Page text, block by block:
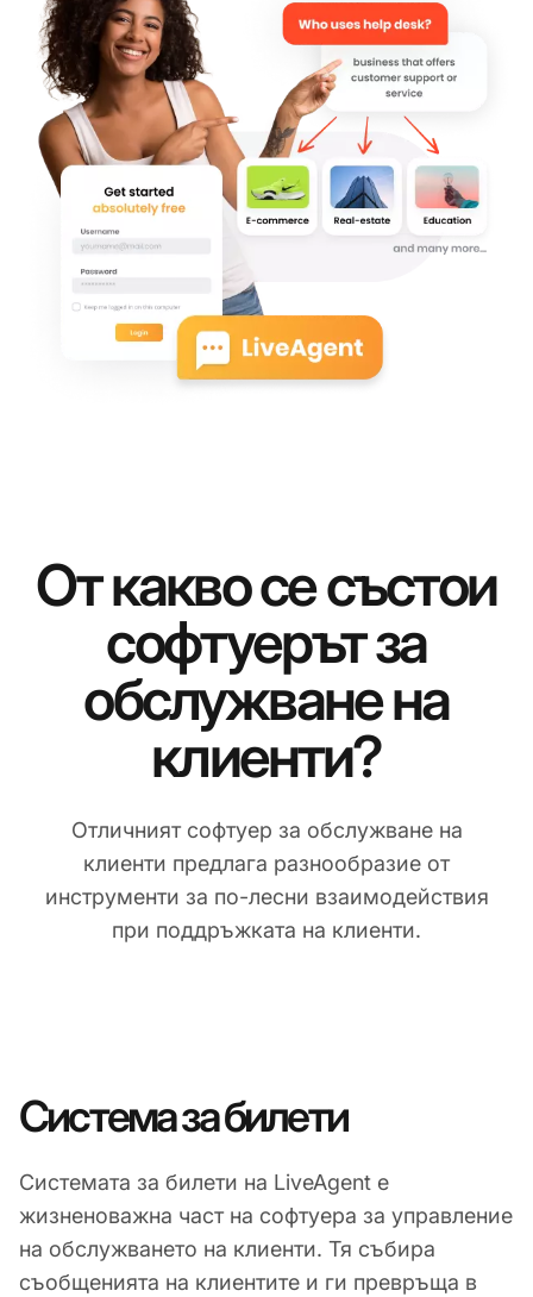
От какво се състои
софтуерът за
обслужване на
клиенти?
Отличният софтуер за обслужване на
клиенти предлага разнообразие от
инструменти за по-лесни взаимодействия
при поддръжката на клиенти.
Система за билети
Системата за билети на LiveAgent е
жизненоважна част на софтуера за управление
на обслужването на клиенти. Тя събира
съобщенията на клиентите и ги превръща в